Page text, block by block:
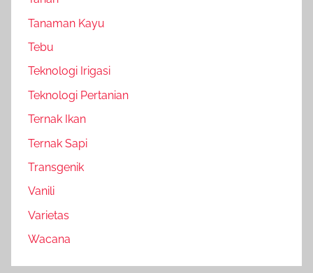
Tanaman Kayu
Tebu
Teknologi Irigasi
Teknologi Pertanian
Ternak Ikan
Ternak Sapi
Transgenik
Vanili
Varietas
Wacana